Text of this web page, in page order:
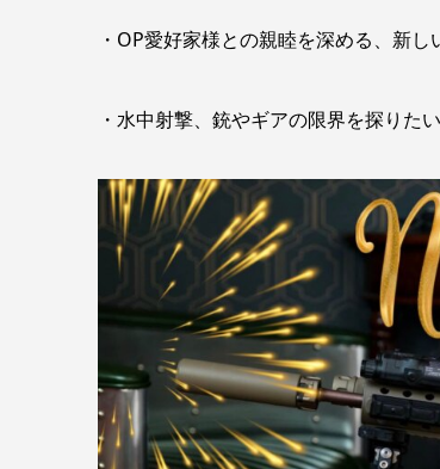
・OP愛好家様との親睦を深める、新し
・水中射撃、銃やギアの限界を探りたい